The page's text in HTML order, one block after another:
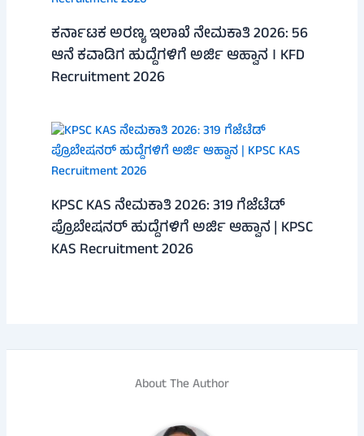
ಕರ್ನಾಟಕ ಅರಣ್ಯ ಇಲಾಖೆ ನೇಮಕಾತಿ 2026: 56
ಆನೆ ಕವಾಡಿಗ ಹುದ್ದೆಗಳಿಗೆ ಅರ್ಜಿ ಆಹ್ವಾನ । KFD
Recruitment 2026
KPSC KAS ನೇಮಕಾತಿ 2026: 319 ಗೆಜೆಟೆಡ್
ಪ್ರೊಬೇಷನರ್ ಹುದ್ದೆಗಳಿಗೆ ಅರ್ಜಿ ಆಹ್ವಾನ | KPSC
KAS Recruitment 2026
About The Author